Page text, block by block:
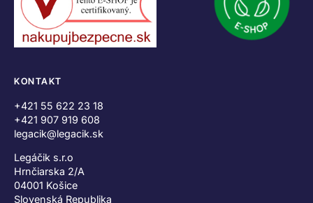
KONTAKT
+421 55 622 23 18
+421 907 919 608
legacik@legacik.sk
Legáčik s.r.o
Hrnčiarska 2/A
04001 Košice
Slovenská Republika